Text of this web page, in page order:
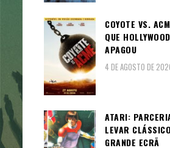
COYOTE VS.
QUE
APAGOU
4 DE AGOSTO DE
ATARI:
LEVAR
GRANDE ECRÃ